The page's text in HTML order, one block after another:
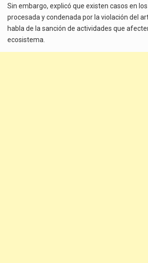
Sin embargo, explicó que existen casos en
procesada y condenada por la violación del
habla de la sanción de actividades que
ecosistema.